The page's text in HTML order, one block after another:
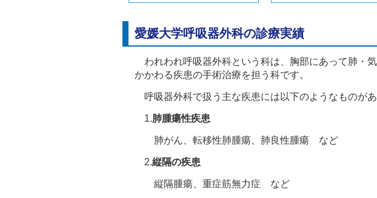
愛媛大学呼吸器外科の診療実績
われわれ呼吸器外科という科は、胸部にあって肺・
かかわる疾患の手術治療を担う科です。
呼吸器外科で扱う主な疾患には以下のようなものがあ
1.肺腫瘍性疾患
肺がん、転移性肺腫瘍、肺良性腫瘍 など
2.縦隔の疾患
縦隔腫瘍、重症筋無力症 など